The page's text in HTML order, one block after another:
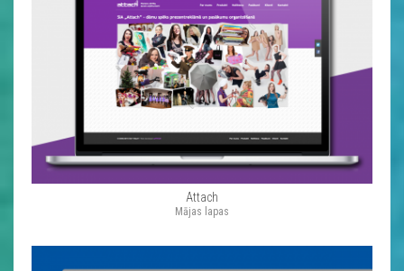
Attach
Mājas lapas